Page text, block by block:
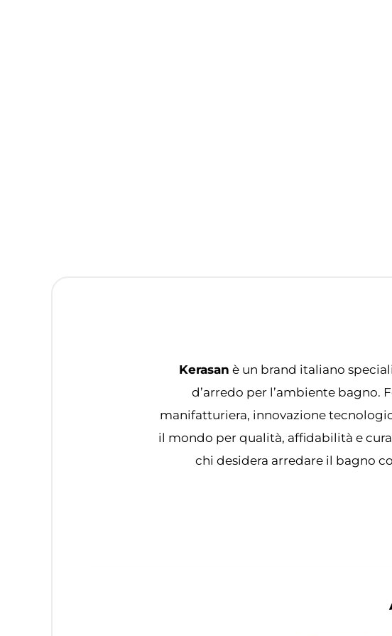
Kerasan è un brand italiano
d’arredo per l’ambiente bagno.
manifatturiera, innovazione
il mondo per qualità, affidabilità e
chi desidera arredare il bagno